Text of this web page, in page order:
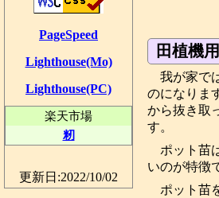
田植機
我が家で
のになりま
から抜き取
す。
ポット苗
いのが特徴
ポット苗
PageSpeed
Lighthouse(Mo)
Lighthouse(PC)
楽天市場
籾
更新日:2022/10/02